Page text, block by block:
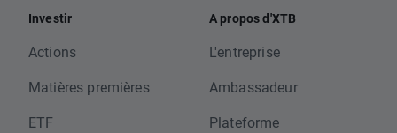
Investir
Actions
Matières premières
ETF
A propos d'XTB
L'entreprise
Ambassadeur
Plateforme